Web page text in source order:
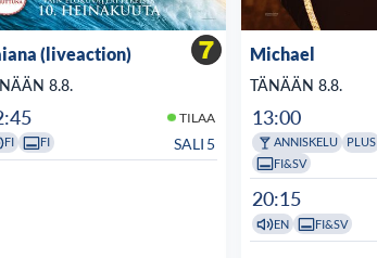
(liveaction)
8.8.
TILAA
FI FI SALI 5
Michael
TÄNÄÄN 8.8.
13:00
ANNISKELU PLUS
FI&SV
20:15
EN FI&SV